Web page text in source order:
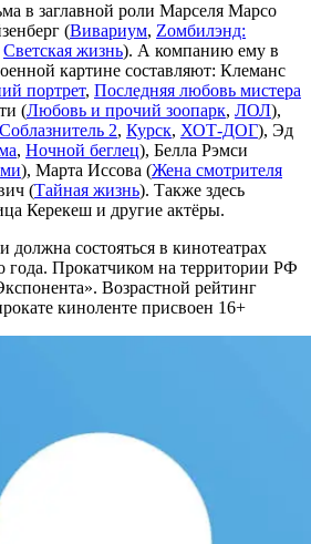
в заглавной роли Марселя Марсо
(Вивариум, Zомбилэнд:
Светская жизнь). А компанию ему в
картине составляют: Клеманс
портрет, Последняя любовь мистера
(Любовь и прочий зоопарк, ЛОЛ),
Соблазнитель 2, Курск, ХОТ-ДОГ), Эд
, Ночной беглец), Белла Рэмси
), Марта Иссова (Жена смотрителя
(Тайная жизнь). Также здесь
Керекеш и другие актёры.
должна состояться в кинотеатрах
года. Прокатчиком на территории РФ
Возрастной рейтинг
киноленте присвоен 16+